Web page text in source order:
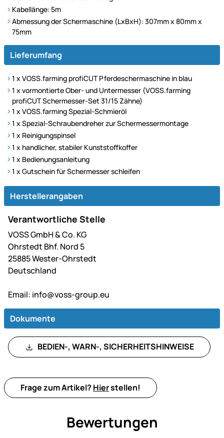
Kabellänge: 5m
Abmessung der Schermaschine (LxBxH): 307mm x 80mm x
75mm
Lieferumfang
1 x VOSS.farming profiCUT Pferdeschermaschine in blau
1 x vormontierte Ober- und Untermesser (VOSS.farming
profiCUT Schermesser-Set 31/15 Zähne)
1 x VOSS.farming Spezial-Schmieröl
1 x Spezial-Schraubendreher zur Schermessermontage
1 x Reinigungspinsel
1 x handlicher, stabiler Kunststoffkoffer
1 x Bedienungsanleitung
1 x Gutschein für Schermesser schleifen
Herstellerangaben
Verantwortliche Stelle
VOSS GmbH & Co. KG
Ohrstedt Bhf. Nord 5
25885 Wester-Ohrstedt
Deutschland
Email: info@voss-group.eu
Dokumente
BEDIEN-, WARN-, SICHERHEITSHINWEISE
Frage zum Artikel? Hierstellen!
Bewertungen